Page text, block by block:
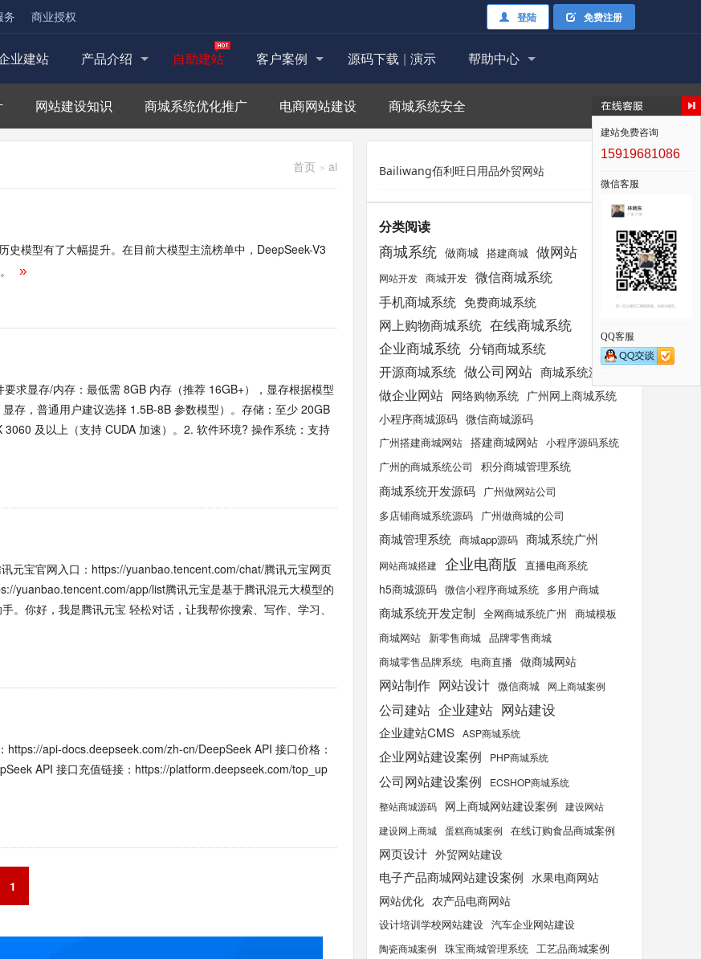
务 商业授权 登陆 免费注册
业建站 产品介绍 自助建站 客户案例 源码下载 | 演示 帮助中心
网站建设知识 商城系统优化推广 电商网站建设 商城系统安全
首页 > ai
模型有了大幅提升。在目前大模型主流榜单中，DeepSeek-V3
»
求显存/内存：最低需 8GB 内存（推荐 16GB+），显存根据模型
存，普通用户建议选择 1.5B-8B 参数模型）。存储：至少 20GB
及以上（支持 CUDA 加速）。2. 软件环境? 操作系统：支持
元宝官网入口：https://yuanbao.tencent.com/chat/腾讯元宝网页
yuanbao.tencent.com/app/list腾讯元宝是基于腾讯混元大模型的
你好，我是腾讯元宝 轻松对话，让我帮你搜索、写作、学习、
api-docs.deepseek.com/zh-cn/DeepSeek API 接口价格：
API 接口充值链接：https://platform.deepseek.com/top_up
1
Bailiwang佰利旺日用品外贸网站
分类阅读
商城系统 做商城 搭建商城 做网站
网站开发 商城开发 微信商城系统
手机商城系统 免费商城系统
网上购物商城系统 在线商城系统
企业商城系统 分销商城系统
开源商城系统 做公司网站 商城系统源码
做企业网站 网络购物系统 广州网上商城系统
小程序商城源码 微信商城源码
广州搭建商城网站 搭建商城网站 小程序源码系统
广州的商城系统公司
积分商城管理系统
商城系统开发源码 广州做网站公司
多店铺商城系统源码 广州做商城的公司
商城管理系统 商城app源码 商城系统广州
网站商城搭建 企业电商版 直播电商系统
h5商城源码 微信小程序商城系统 多用户商城
商城系统开发定制 全网商城系统广州 商城模板
商城网站 新零售商城 品牌零售商城
商城零售品牌系统 电商直播 做商城网站
网站制作 网站设计 微信商城 网上商城案例
公司建站 企业建站 网站建设
企业建站CMS ASP商城系统
企业网站建设案例 PHP商城系统
公司网站建设案例
ECSHOP商城系统
整站商城源码
网上商城网站建设案例
建设网站
建设网上商城 蛋糕商城案例 在线订购食品商城案例
网页设计 外贸网站建设
电子产品商城网站建设案例 水果电商网站
网站优化 农产品电商网站
设计培训学校网站建设 汽车企业网站建设
陶瓷商城案例 珠宝商城管理系统 工艺品商城案例
建站免费咨询
15919681086
微信客服
QQ客服